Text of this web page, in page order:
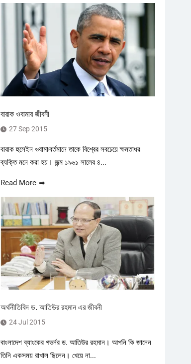
বারাক ওবামার জীবনী
27 Sep 2015
বারাক হুসেইন ওবামা৷বর্তমানে তাকে বিশ্বের সবচেয়ে ক্ষমতাধর
ব্যক্তি মনে করা হয়। জন্ম ১৯৬১ সালের ৪...
Read More
অর্থনীতিবিদ ড. আতিউর রহমান এর জীবনী
24 Jul 2015
বাংলাদেশ ব্যাংকের গভর্নর ড. আতিউর রহমান। আপনি কি জানেন
তিনি একসময় রাখাল ছিলেন। খেয়ে না...